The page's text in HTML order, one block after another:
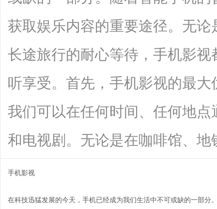
获取娱乐内容的重要途径。无
长途旅行的耐心等待，手机影
听享受。首先，手机影视的最
我们可以在任何时间、任何地
和电视剧。无论是在咖啡馆、地
手机影视
在科技迅猛发展的今天，手机已经成为我们生活中不可或缺的一部分